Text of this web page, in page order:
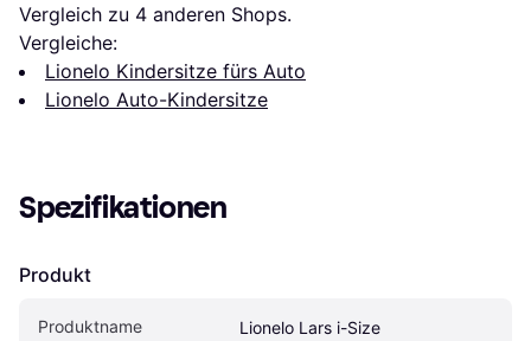
Vergleich zu 4 anderen Shops.
Vergleiche:
Lionelo Kindersitze fürs Auto
Lionelo Auto-Kindersitze
Spezifikationen
Produkt
Produktname Lionelo Lars i-Size